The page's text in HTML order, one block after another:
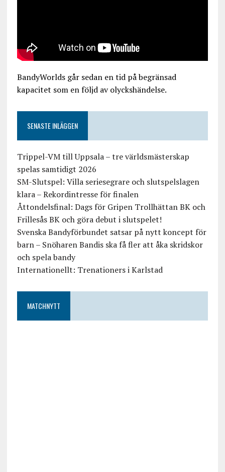
BandyWorlds går sedan en tid på begränsad
kapacitet som en följd av olyckshändelse.
SENASTE INLÄGGEN
Trippel-VM till Uppsala – tre världsmästerskap
spelas samtidigt 2026
SM-Slutspel: Villa seriesegrare och slutspelslagen
klara – Rekordintresse för finalen
Åttondelsfinal: Dags för Gripen Trollhättan BK och
Frillesås BK och göra debut i slutspelet!
Svenska Bandyförbundet satsar på nytt koncept för
barn – Snöharen Bandis ska få fler att åka skridskor
och spela bandy
Internationellt: Trenationers i Karlstad
MATCHNYTT